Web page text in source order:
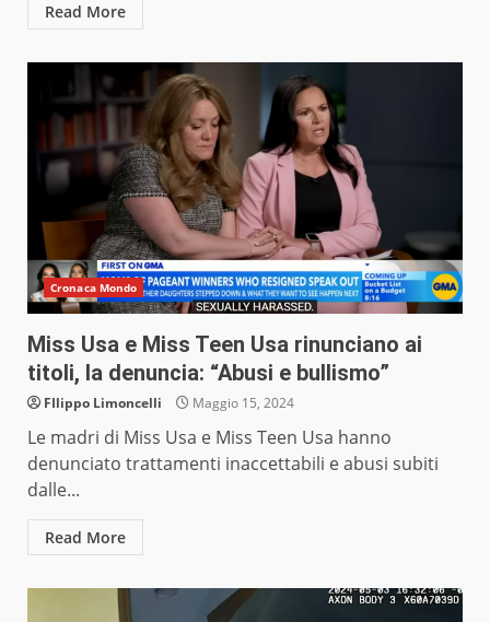
Read More
Cronaca Mondo
Miss Usa e Miss Teen Usa rinunciano ai
titoli, la denuncia: “Abusi e bullismo”
FIlippo Limoncelli Maggio 15, 2024
Le madri di Miss Usa e Miss Teen Usa hanno
denunciato trattamenti inaccettabili e abusi subiti
dalle...
Read More